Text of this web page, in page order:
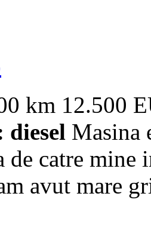
km 12.500
Masina
de catre
avut mare